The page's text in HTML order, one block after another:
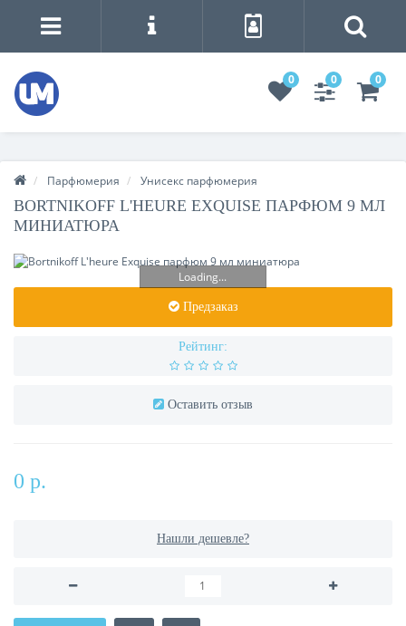
0 0 0
Парфюмерия Унисекс парфюмерия
BORTNIKOFF L'HEURE EXQUISE ПАРФЮМ 9 МЛ
МИНИАТЮРА
Loading...
Предзаказ
Рейтинг:
Оставить отзыв
0 р.
Нашли дешевле?